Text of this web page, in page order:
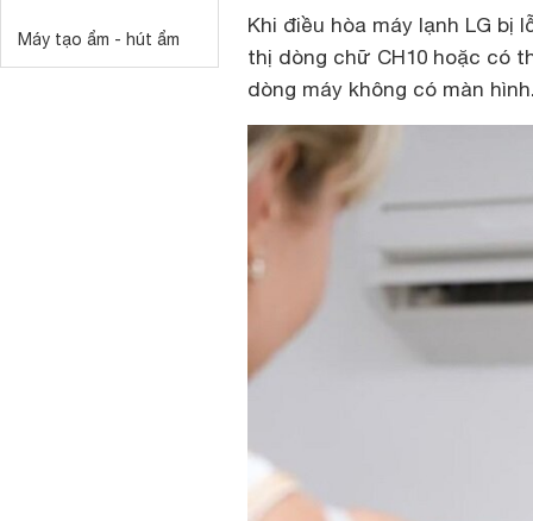
Máy tạo ẩm - hút ẩm
Khi điều hòa máy lạnh LG bị
thị dòng chữ CH10 hoặc có
dòng máy không có màn